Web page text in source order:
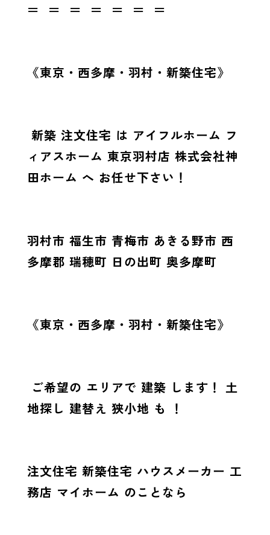
＝ ＝ ＝ ＝ ＝ ＝ ＝
《東京・西多摩・羽村・新築住宅》
新築 注文住宅 は アイフルホーム フ
ィアスホーム 東京羽村店 株式会社神
田ホーム へ お任せ下さい！
羽村市 福生市 青梅市 あきる野市 西
多摩郡 瑞穂町 日の出町 奥多摩町
《東京・西多摩・羽村・新築住宅》
ご希望の エリアで 建築 します！ 土
地探し 建替え 狭小地 も ！
注文住宅 新築住宅 ハウスメーカー 工
務店 マイホーム のことなら